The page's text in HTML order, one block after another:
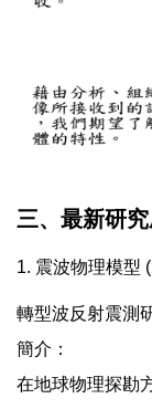
三、最新研究
1. 震波物理模型
轉型波反射震測
簡介：
在地球物理探勘